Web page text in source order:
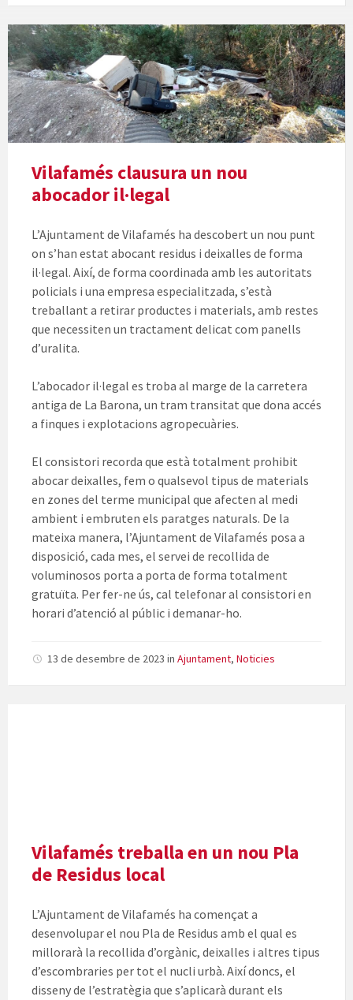
Vilafamés clausura un nou
abocador il·legal
L’Ajuntament de Vilafamés ha descobert un nou punt
on s’han estat abocant residus i deixalles de forma
il·legal. Així, de forma coordinada amb les autoritats
policials i una empresa especialitzada, s’està
treballant a retirar productes i materials, amb restes
que necessiten un tractament delicat com panells
d’uralita.
L’abocador il·legal es troba al marge de la carretera
antiga de La Barona, un tram transitat que dona accés
a finques i explotacions agropecuàries.
El consistori recorda que està totalment prohibit
abocar deixalles, fem o qualsevol tipus de materials
en zones del terme municipal que afecten al medi
ambient i embruten els paratges naturals. De la
mateixa manera, l’Ajuntament de Vilafamés posa a
disposició, cada mes, el servei de recollida de
voluminosos porta a porta de forma totalment
gratuïta. Per fer-ne ús, cal telefonar al consistori en
horari d’atenció al públic i demanar-ho.
13 de desembre de 2023 in Ajuntament, Noticies
Vilafamés treballa en un nou Pla
de Residus local
L’Ajuntament de Vilafamés ha començat a
desenvolupar el nou Pla de Residus amb el qual es
millorarà la recollida d’orgànic, deixalles i altres tipus
d’escombraries per tot el nucli urbà. Així doncs, el
disseny de l’estratègia que s’aplicarà durant els